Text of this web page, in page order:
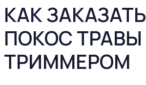
КАК ЗАКАЗАТЬ
ПОКОС ТРАВЫ
ТРИММЕРОМ